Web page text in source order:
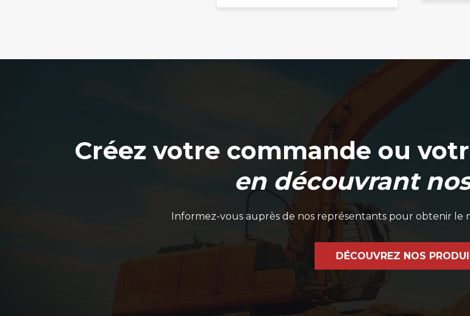
Créez votre commande ou
en découvrant
Informez-vous auprès de nos représentants pour obtenir le
DÉCOUVREZ NOS